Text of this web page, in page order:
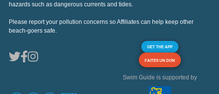
hazards such as dangerous currents and tides.
Please report your pollution concerns so Affiliates can help keep other
beach-goers safe.
GET THE APP
FAITES UN DON
Swim Guide is supported by